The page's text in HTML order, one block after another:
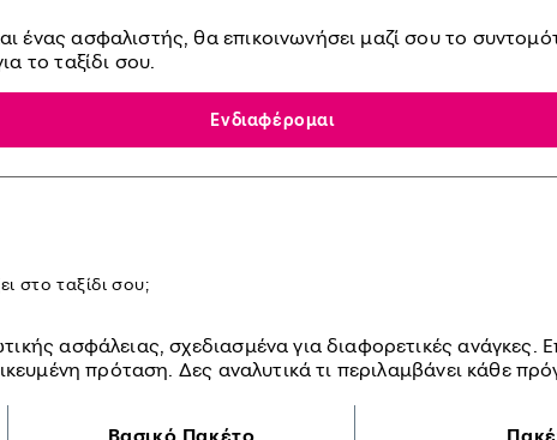
ένας ασφαλιστής, θα επικοινωνήσει μαζί σου το
το ταξίδι σου.
Ενδιαφέρομαι
στο ταξίδι σου;
ασφάλειας, σχεδιασμένα για διαφορετικές ανάγκες.
πρόταση. Δες αναλυτικά τι περιλαμβάνει κάθε
Βασικό Πακέτο